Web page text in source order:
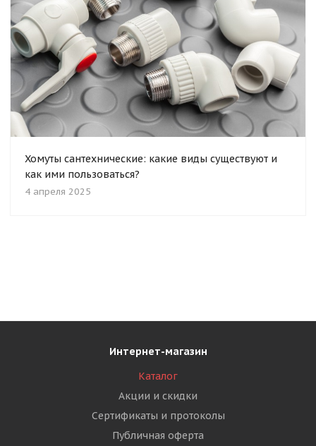
Хомуты сантехнические: какие виды существуют и
как ими пользоваться?
4 апреля 2025
Интернет-магазин
Каталог
Акции и скидки
Сертификаты и протоколы
Публичная оферта